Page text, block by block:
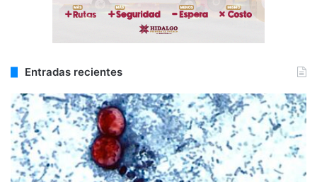
Entradas recientes